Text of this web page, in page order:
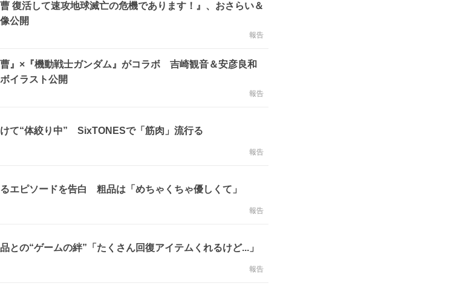
復活して速攻地球滅亡の危機であります！』、おさらい＆
公開
報告
』×『機動戦士ガンダム』がコラボ 吉崎観音＆安彦良和
イラスト公開
報告
て“体絞り中” SixTONESで「筋肉」流行る
報告
エピソードを告白 粗品は「めちゃくちゃ優しくて」
報告
との“ゲームの絆”「たくさん回復アイテムくれるけど...」
報告